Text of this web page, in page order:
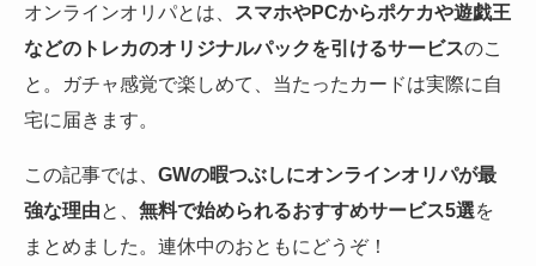
オンラインオリパとは、
スマホやPCからポケカや遊戯王
などのトレカのオリジナルパックを引けるサービスのこ
と。ガチャ感覚で楽しめて、当たったカードは実際に自
宅に届きます。
この記事では、 GWの暇つぶしにオンラインオリパが最
強な理由と、 無料で始められるおすすめサービス5選を
まとめました。連休中のおともにどうぞ！